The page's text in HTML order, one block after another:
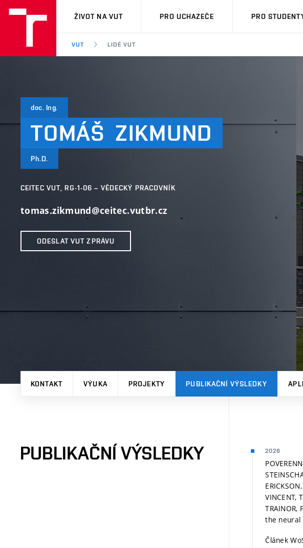
VUT
ŽIVOT NA VUT PRO UCHAZEČE PRO
VUT LIDÉ VUT
doc. Ing.
TOMÁŠ ZIKMUND
Ph.D.
CEITEC VUT, RG-1-06 – VĚDECKÝ PRACOVNÍK
tomas.zikmund@ceitec.vutbr.cz
ODESLAT VUT ZPRÁVU
KONTAKT VÝUKA PROJEKTY PUBLIKAČNÍ VÝSLEDKY
PUBLIKAČNÍ VÝSLEDKY 2026
VINCENT,
the neural
Článek